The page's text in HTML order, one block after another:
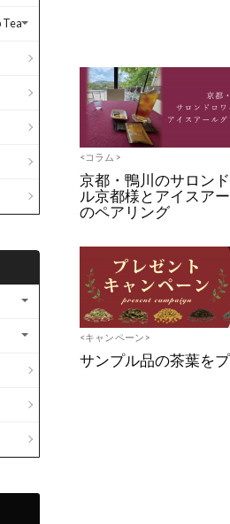
<コラム>
京都・鴨川のサロン
ル京都様とアイスア
のペアリング
<キャンペーン>
サンプル品の茶葉を
Tea